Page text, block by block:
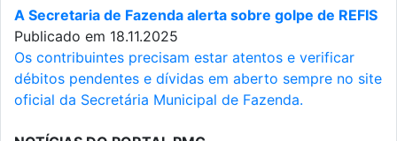
A Secretaria de Fazenda alerta sobre golpe de REFIS
Publicado em 18.11.2025
Os contribuintes precisam estar atentos e verificar
débitos pendentes e dívidas em aberto sempre no site
oficial da Secretária Municipal de Fazenda.